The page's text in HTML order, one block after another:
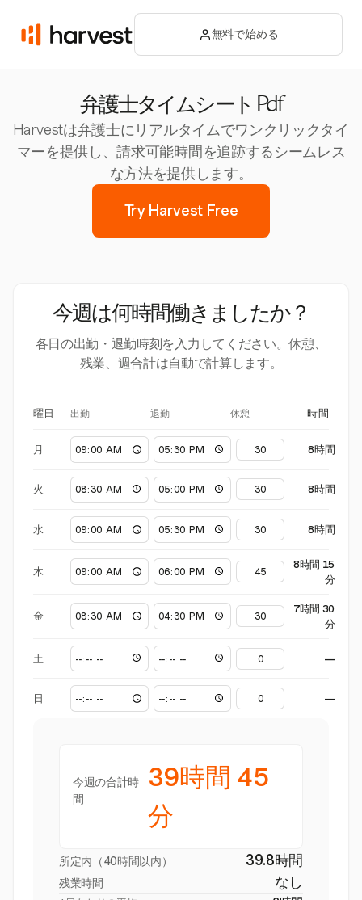
無料で始める
弁護士タイムシート Pdf
Harvestは弁護士にリアルタイムでワンクリックタイ
マーを提供し、請求可能時間を追跡するシームレス
な方法を提供します。
Try Harvest Free
今週は何時間働きましたか？
各日の出勤・退勤時刻を入力してください。休憩、
残業、週合計は自動で計算します。
曜日 出勤 退勤 休憩 時間
月 8時間
火 8時間
水 8時間
木
8時間 15
分
金
7時間 30
分
土 —
日 —
今週の合計時
間
39時間 45
分
所定内（40時間以内） 39.8時間
残業時間 なし